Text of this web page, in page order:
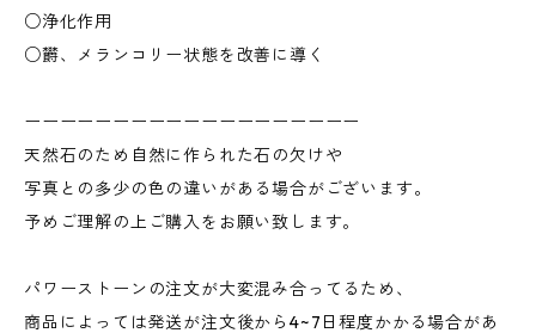
○浄化作用
○欝、メランコリー状態を改善に導く
ーーーーーーーーーーーーーーーーーーー
天然石のため自然に作られた石の欠けや
写真との多少の色の違いがある場合がございます。
予めご理解の上ご購入をお願い致します。
パワーストーンの注文が大変混み合ってるため、
商品によっては発送が注文後から4~7日程度かかる場合があ